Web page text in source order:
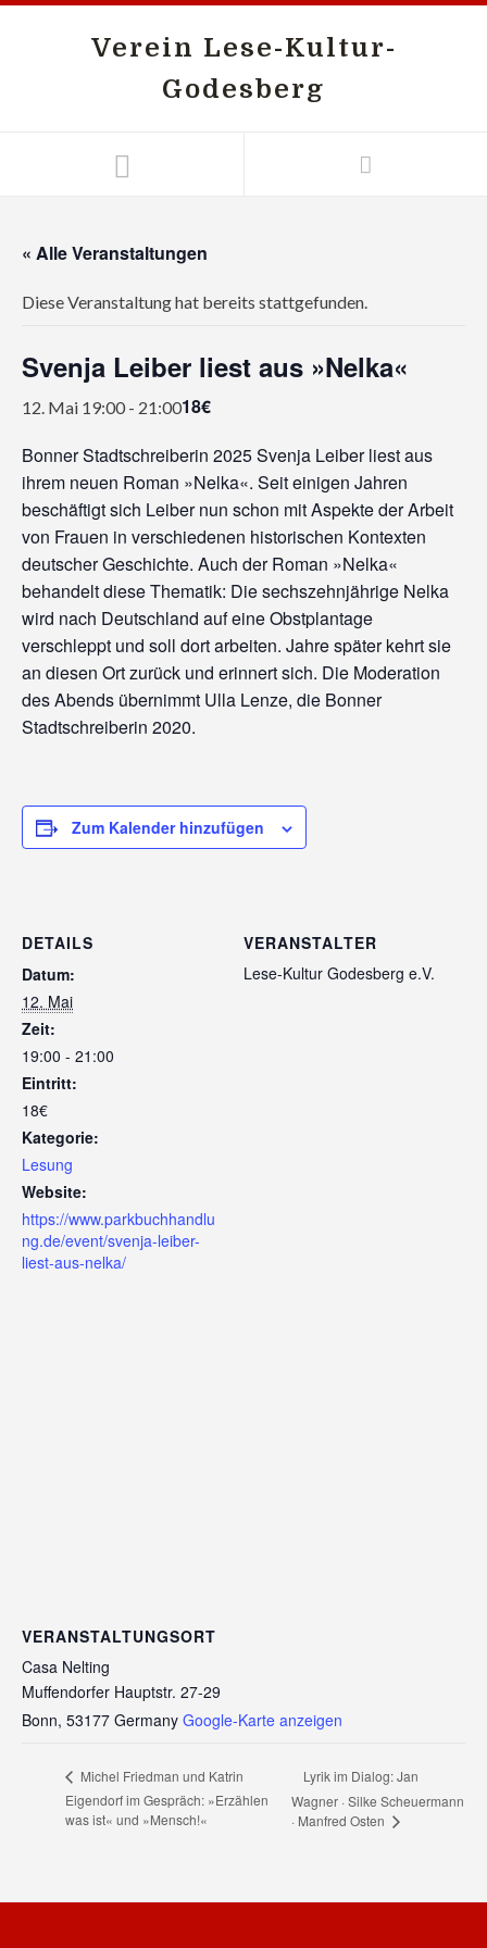
Verein Lese-Kultur-
Godesberg
« Alle Veranstaltungen
Diese Veranstaltung hat bereits stattgefunden.
Svenja Leiber liest aus »Nelka«
12. Mai 19:00 - 21:0018€
Bonner Stadtschreiberin 2025 Svenja Leiber liest aus
ihrem neuen Roman »Nelka«. Seit einigen Jahren
beschäftigt sich Leiber nun schon mit Aspekte der Arbeit
von Frauen in verschiedenen historischen Kontexten
deutscher Geschichte. Auch der Roman »Nelka«
behandelt diese Thematik: Die sechszehnjährige Nelka
wird nach Deutschland auf eine Obstplantage
verschleppt und soll dort arbeiten. Jahre später kehrt sie
an diesen Ort zurück und erinnert sich. Die Moderation
des Abends übernimmt Ulla Lenze, die Bonner
Stadtschreiberin 2020.
Zum Kalender hinzufügen
DETAILS
Datum:
12. Mai
Zeit:
19:00 - 21:00
Eintritt:
18€
Kategorie:
Lesung
Website:
https://www.parkbuchhandlu
ng.de/event/svenja-leiber-
liest-aus-nelka/
VERANSTALTER
Lese-Kultur Godesberg e.V.
VERANSTALTUNGSORT
Casa Nelting
Muffendorfer Hauptstr. 27-29
Bonn, 53177 Germany Google-Karte anzeigen
Michel Friedman und Katrin
Eigendorf im Gespräch: »Erzählen
was ist« und »Mensch!«
Lyrik im Dialog: Jan
Wagner · Silke Scheuermann
· Manfred Osten